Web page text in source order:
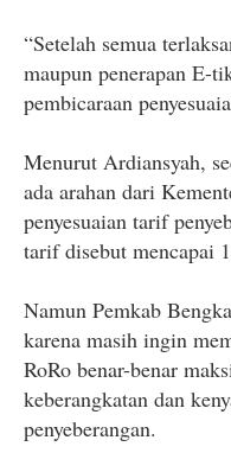
“Setelah semua
maupun penerapan E-
pembicaraan
Menurut Ardiansyah,
ada arahan dari
penyesuaian tarif
tarif disebut mencapai
Namun Pemkab
karena masih ingin
RoRo benar-benar
keberangkatan dan
penyeberangan.